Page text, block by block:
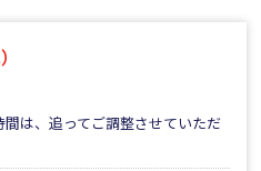
は、追ってご調整させていただ